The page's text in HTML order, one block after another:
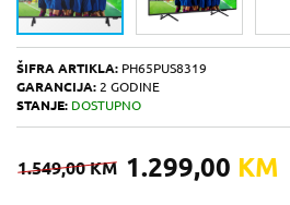
ŠIFRA ARTIKLA: PH65PUS8319
GARANCIJA: 2 GODINE
STANJE: DOSTUPNO
1.549,00KM 1.299,00 KM